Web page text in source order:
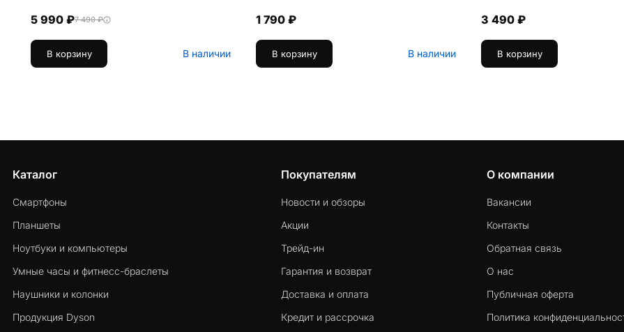
5 990 ₽7 490 ₽
В корзину В наличии
1 790 ₽
В корзину В наличии
3 490 ₽
В корзину
Каталог
Смартфоны
Планшеты
Ноутбуки и компьютеры
Умные часы и фитнесс-браслеты
Наушники и колонки
Продукция Dyson
Покупателям
Новости и обзоры
Акции
Трейд-ин
Гарантия и возврат
Доставка и оплата
Кредит и рассрочка
О компании
Вакансии
Контакты
Обратная связь
О нас
Публичная оферта
Политика